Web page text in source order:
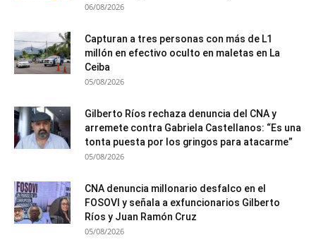
06/08/2026
Capturan a tres personas con más de L1
millón en efectivo oculto en maletas en La
Ceiba
05/08/2026
Gilberto Ríos rechaza denuncia del CNA y
arremete contra Gabriela Castellanos: “Es una
tonta puesta por los gringos para atacarme”
05/08/2026
CNA denuncia millonario desfalco en el
FOSOVI y señala a exfuncionarios Gilberto
Ríos y Juan Ramón Cruz
05/08/2026